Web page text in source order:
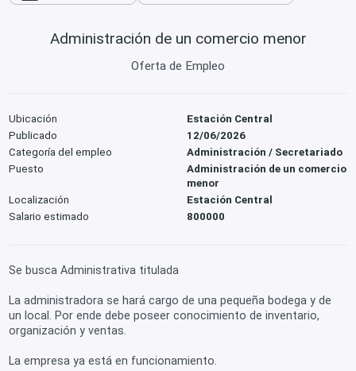
Administración de un comercio menor
Oferta de Empleo
Ubicación
Estación Central
Publicado
12/06/2026
Categoría del empleo
Administración / Secretariado
Puesto
Administración de un comercio
menor
Localización
Estación Central
Salario estimado
800000
Se busca Administrativa titulada
La administradora se hará cargo de una pequeña bodega y de
un local. Por ende debe poseer conocimiento de inventario,
organización y ventas.
La empresa ya está en funcionamiento.